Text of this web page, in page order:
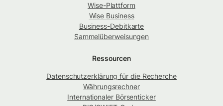
Wise-Plattform
Wise Business
Business-Debitkarte
Sammelüberweisungen
Ressourcen
Datenschutzerklärung für die Recherche
Währungsrechner
Internationaler Börsenticker